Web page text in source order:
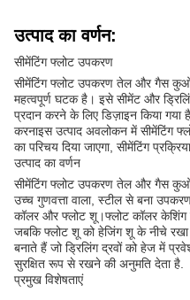
उत्पाद का वर्णन:
सीमेंटिंग फ्लोट उपकरण
सीमेंटिंग फ्लोट उपकरण तेल और गैस कुओं
महत्वपूर्ण घटक है। इसे सीमेंट और
प्रदान करने के लिए डिज़ाइन किया
करनाइस उत्पाद अवलोकन में सीमेंटिंग
का परिचय दिया जाएगा, सीमेंटिंग
उत्पाद का वर्णन
सीमेंटिंग फ्लोट उपकरण तेल और गैस कुओं
उच्च गुणवत्ता वाला, स्टील से बना
कॉलर और फ्लोट शू।फ्लोट कॉलर केशिंग
जबकि फ्लोट शू को हेजिंग शू के नीचे रखा
बनाते हैं जो ड्रिलिंग द्रवों को हेज में
सुरक्षित रूप से रखने की अनुमति देता है.
प्रमुख विशेषताएं